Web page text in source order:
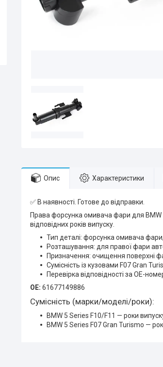
Опис Характеристики
✅ В наявності. Готове до відправки.
Права форсунка омивача фари для BMW
відповідних років випуску.
Тип деталі: форсунка омивача
Розташування: для правої фари
Призначення: очищення поверхні
Сумісність із кузовами F07 Gran
Перевірка відповідності за OE-
OE: 61677149886
Сумісність (марки/моделі/роки):
BMW 5 Series F10/F11 — роки
BMW 5 Series F07 Gran Turismo —